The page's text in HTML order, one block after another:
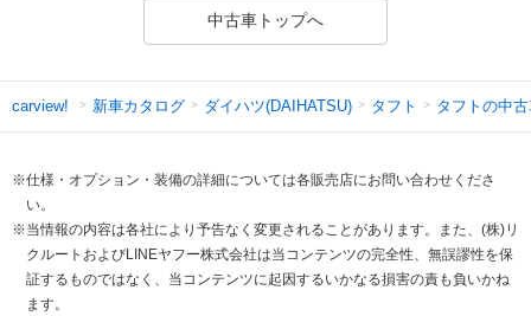
中古車トップへ
carview! 新車カタログ ダイハツ(DAIHATSU) タフト タフトの中
※仕様・オプション・装備の詳細については各販売店にお問い合わせくださ
い。
※当情報の内容は各社により予告なく変更されることがあります。また、(株)リ
クルートおよびLINEヤフー株式会社は当コンテンツの完全性、無誤謬性を保
証するものではなく、当コンテンツに起因するいかなる損害の責も負いかね
ます。